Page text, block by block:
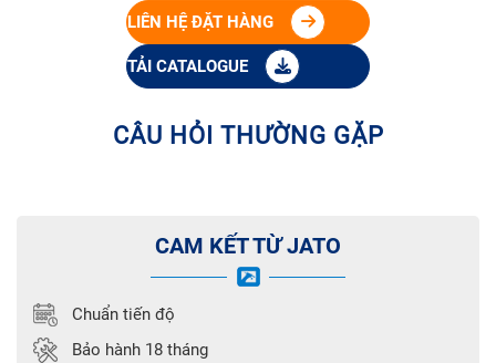
LIÊN HỆ ĐẶT HÀNG
TẢI CATALOGUE
CÂU HỎI THƯỜNG GẶP
CAM KẾT TỪ JATO
Chuẩn tiến độ
Bảo hành 18 tháng